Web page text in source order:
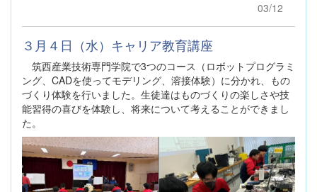
03/12
３月４日（水）キャリア教育講座
筑西産業技術専門学院で3つのコース（ロボットプログラミ
ング、CADを使ってモデリング、溶接体験）に分かれ、もの
づくり体験を行いました。生徒達はものづくりの楽しさや技
能習得の喜びを体験し、将来について考えることができまし
た。